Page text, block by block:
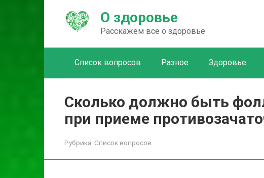
О здоровье
Расскажем все о здоровье
Список вопросов Разное Здоровье
Сколько должно быть
при приеме
Рубрика: Список вопросов